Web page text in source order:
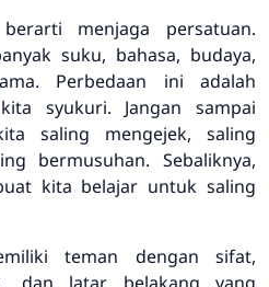
menjaga persatuan.
suku, bahasa, budaya,
Perbedaan ini adalah
syukuri. Jangan sampai
saling mengejek, saling
bermusuhan. Sebaliknya,
kita belajar untuk saling
teman dengan sifat,